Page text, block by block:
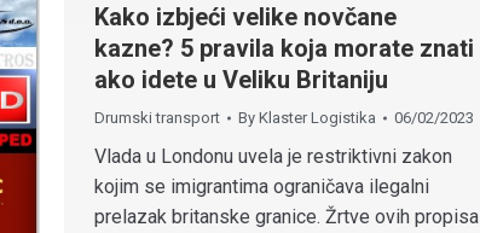
Kako izbjeći velike novčane
kazne? 5 pravila koja morate znati
ako idete u Veliku Britaniju
Drumski transport By Klaster Logistika 06/02/2023
Vlada u Londonu uvela je restriktivni zakon
kojim se imigrantima ograničava ilegalni
prelazak britanske granice. Žrtve ovih propisa